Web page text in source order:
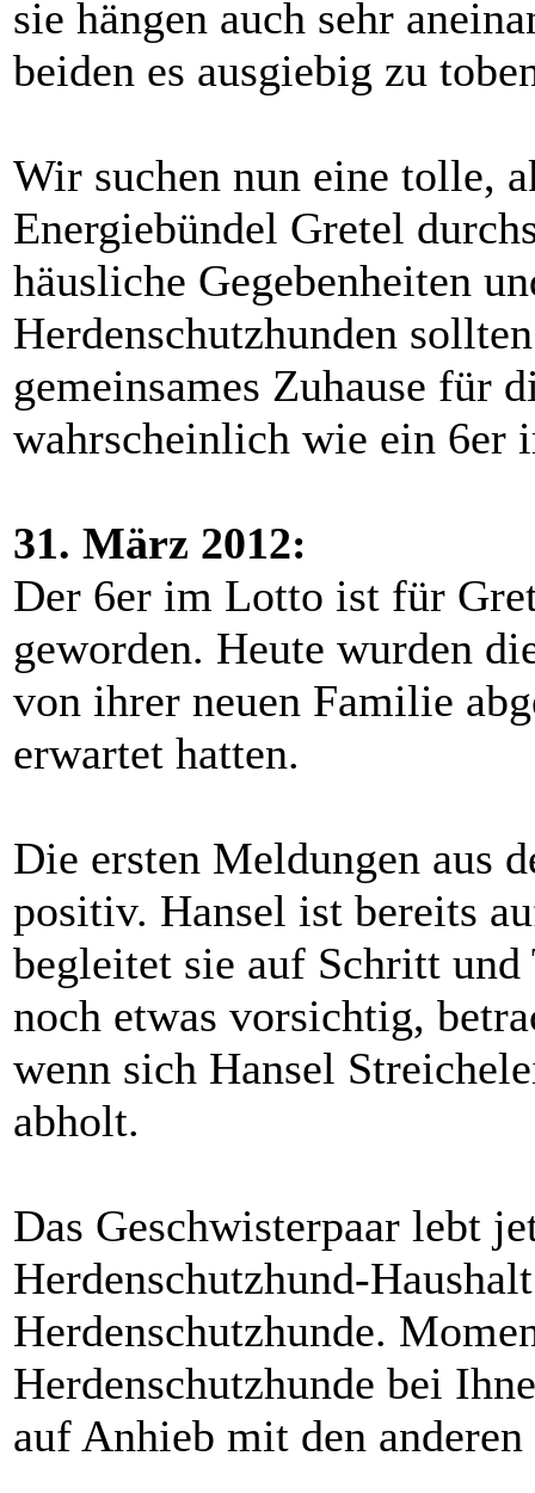
sie hängen auch sehr
beiden es ausgiebig zu
Wir suchen nun eine tolle,
Energiebündel Gretel
häusliche Gegebenheiten
Herdenschutzhunden
gemeinsames Zuhause für
wahrscheinlich wie ein 6er
31. März 2012:
Der 6er im Lotto ist für
geworden. Heute wurden
von ihrer neuen Familie
erwartet hatten.
Die ersten Meldungen aus
positiv. Hansel ist bereits
begleitet sie auf Schritt
noch etwas vorsichtig,
wenn sich Hansel
abholt.
Das Geschwisterpaar lebt
Herdenschutzhund-
Herdenschutzhunde.
Herdenschutzhunde bei
auf Anhieb mit den